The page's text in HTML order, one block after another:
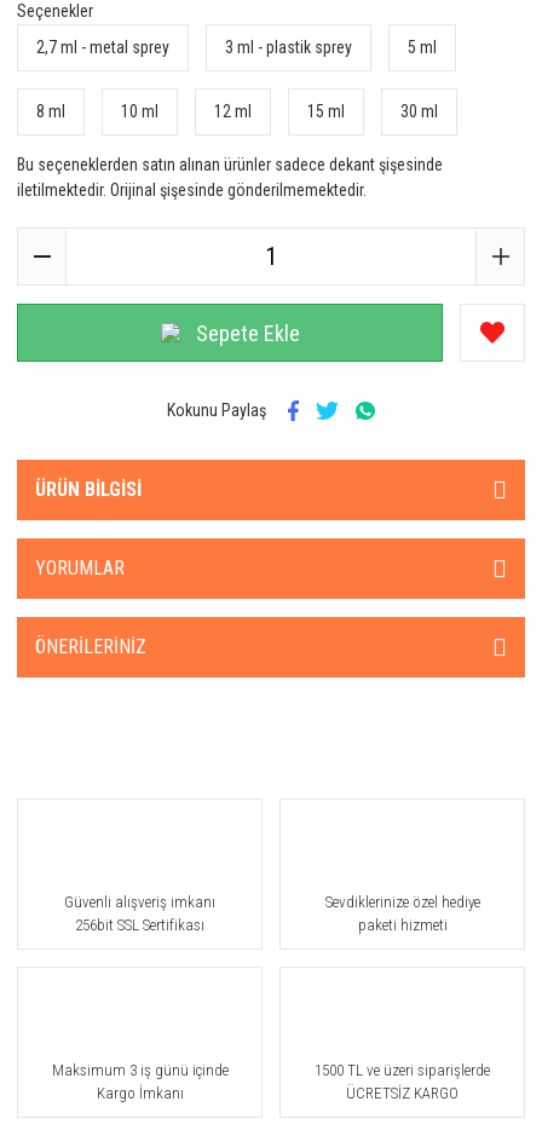
Seçenekler
2,7 ml - metal sprey
3 ml - plastik sprey 5 ml
8 ml 10 ml 12 ml 15 ml 30 ml
Bu seçeneklerden satın alınan ürünler sadece dekant şişesinde
iletilmektedir. Orijinal şişesinde gönderilmemektedir.
Sepete Ekle
Kokunu Paylaş
ÜRÜN BILGISI
YORUMLAR
ÖNERILERINIZ
Güvenli alışveriş imkanı
256bit SSL Sertifikası
Sevdiklerinize özel hediye
paketi hizmeti
Maksimum 3 iş günü içinde
Kargo İmkanı
1500 TL ve üzeri siparişlerde
ÜCRETSİZ KARGO